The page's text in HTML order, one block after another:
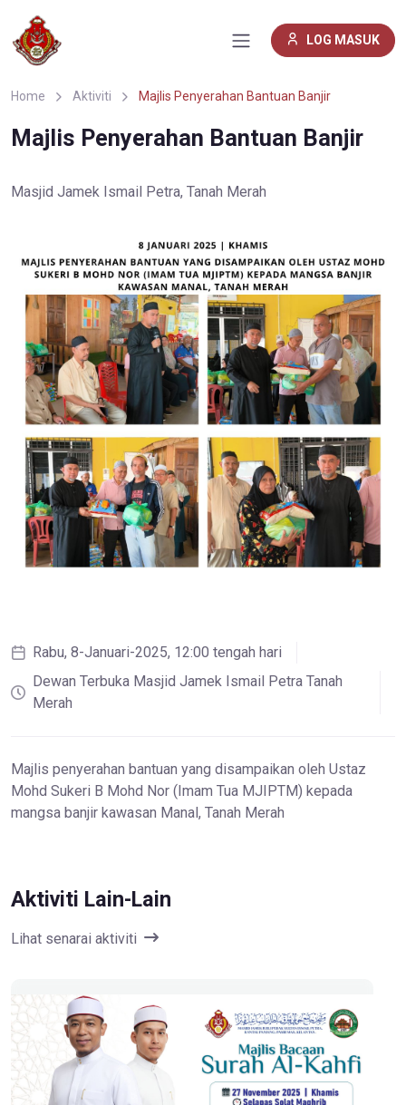
LOG MASUK
Home Aktiviti Majlis Penyerahan Bantuan Banjir
Majlis Penyerahan Bantuan Banjir
Masjid Jamek Ismail Petra, Tanah Merah
Rabu, 8-Januari-2025, 12:00 tengah hari
Dewan Terbuka Masjid Jamek Ismail Petra Tanah
Merah
Majlis penyerahan bantuan yang disampaikan oleh Ustaz
Mohd Sukeri B Mohd Nor (Imam Tua MJIPTM) kepada
mangsa banjir kawasan Manal, Tanah Merah
Aktiviti Lain-Lain
Lihat senarai aktiviti